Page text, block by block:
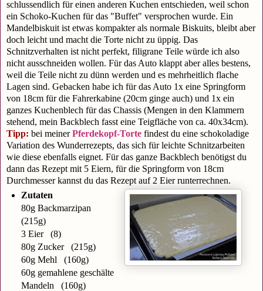
schlussendlich für einen anderen Kuchen entschieden, weil schon
ein Schoko-Kuchen für das "Buffet" versprochen wurde. Ein
Mandelbiskuit ist etwas kompakter als normale Biskuits, bleibt aber
doch leicht und macht die Torte nicht zu üppig. Das
Schnitzverhalten ist nicht perfekt, filigrane Teile würde ich also
nicht ausschneiden wollen. Für das Auto klappt aber alles bestens,
weil die Teile nicht zu dünn werden und es mehrheitlich flache
Lagen sind. Gebacken habe ich für das Auto 1x eine Springform
von 18cm für die Fahrerkabine (20cm ginge auch) und 1x ein
ganzes Kuchenblech für das Chassis (Mengen in den Klammern
stehend, mein Backblech fasst eine Teigfläche von ca. 40x34cm).
Tipp: bei meinerPferdekopf-Torte findest du eine schokoladige
Variation des Wunderrezepts, das sich für leichte Schnitzarbeiten
wie diese ebenfalls eignet. Für das ganze Backblech benötigst du
dann das Rezept mit 5 Eiern, für die Springform von 18cm
Durchmesser kannst du das Rezept auf 2 Eier runterrechnen.
Zutaten
80g Backmarzipan
(215g)
3 Eier (8)
80g Zucker (215g)
60g Mehl (160g)
60g gemahlene geschälte
Mandeln (160g)